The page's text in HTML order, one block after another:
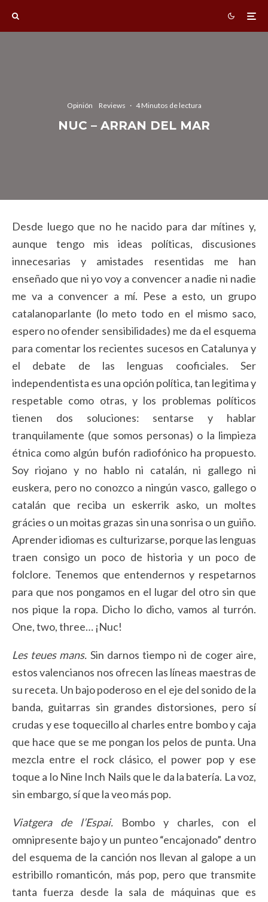
Opinión Reviews · 4 Minutos de lectura
NUC – ARRAN DEL MAR
Desde luego que no he nacido para dar mítines y,
aunque tengo mis ideas políticas, discusiones
innecesarias y amistades resentidas me han
enseñado que ni yo voy a convencer a nadie ni nadie
me va a convencer a mí. Pese a esto, un grupo
catalanoparlante (lo meto todo en el mismo saco,
espero no ofender sensibilidades) me da el esquema
para comentar los recientes sucesos en Catalunya y
el debate de las lenguas cooficiales. Ser
independentista es una opción política, tan legitima y
respetable como otras, y los problemas políticos
tienen dos soluciones: sentarse y hablar
tranquilamente (que somos personas) o la limpieza
étnica como algún bufón radiofónico ha propuesto.
Soy riojano y no hablo ni catalán, ni gallego ni
euskera, pero no conozco a ningún vasco, gallego o
catalán que reciba un eskerrik asko, un moltes
grácies o un moitas grazas sin una sonrisa o un guiño.
Aprender idiomas es culturizarse, porque las lenguas
traen consigo un poco de historia y un poco de
folclore. Tenemos que entendernos y respetarnos
para que nos pongamos en el lugar del otro sin que
nos pique la ropa. Dicho lo dicho, vamos al turrón.
One, two, three… ¡Nuc!
Les teues mans. Sin darnos tiempo ni de coger aire,
estos valencianos nos ofrecen las líneas maestras de
su receta. Un bajo poderoso en el eje del sonido de la
banda, guitarras sin grandes distorsiones, pero sí
crudas y ese toquecillo al charles entre bombo y caja
que hace que se me pongan los pelos de punta. Una
mezcla entre el rock clásico, el power pop y ese
toque a lo Nine Inch Nails que le da la batería. La voz,
sin embargo, sí que la veo más pop.
Viatgera de l’Espai. Bombo y charles, con el
omnipresente bajo y un punteo “encajonado” dentro
del esquema de la canción nos llevan al galope a un
estribillo romanticón, más pop, pero que transmite
tanta fuerza desde la sala de máquinas que es